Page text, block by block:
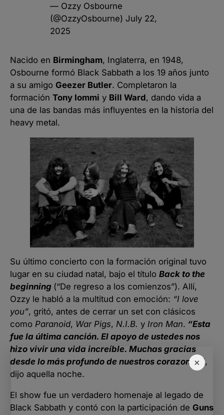
×
— Ozzy Osbourne
(@OzzyOsbourne) July 22,
2025
Nacido en Birmingham, Inglaterra, en 1948,
Osbourne formó Black Sabbath a los 19 años junto
a su amigo Geezer Butler. Completaron la
formación Tony Iommi y Bill Ward, dando vida a
una de las bandas más influyentes en la historia del
heavy metal.
Su último concierto con la formación original tuvo
lugar en su ciudad natal, bajo el título Back to the
beginning (“De regreso a los comienzos”). Allí,
Ozzy le habló a la multitud con emoción: “I love
you”, gritó, antes de cerrar un set con clásicos
como Paranoid, War Pigs, N.I.B. y Iron Man. “Esta
fue la última canción. El apoyo de ustedes nos
hizo vivir una vida increíble. Muchas gracias
desde lo más profundo de nuestros corazones”,
dijo aquella noche.
El show fue un verdadero homenaje al legado de
Black Sabbath y contó con la participación de Guns